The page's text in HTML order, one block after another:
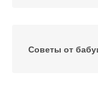
Советы от